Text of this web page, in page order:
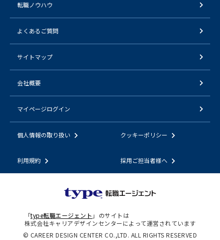
転職ノウハウ
よくあるご質問
サイトマップ
会社概要
マイページログイン
個人情報の取り扱い クッキーポリシー
利用規約 採用ご担当者様へ
「type転職エージェント 」のサイトは
株式会社キャリアデザインセンターによって運営されています
© CAREER DESIGN CENTER CO.,LTD. ALL RIGHTS RESERVED